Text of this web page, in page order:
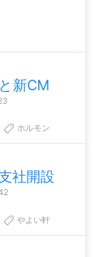
新CM
ホルモン
社開設
やよい軒